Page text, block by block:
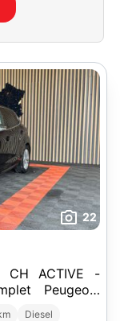
22
CH ACTIVE -
Peugeot-
Diesel